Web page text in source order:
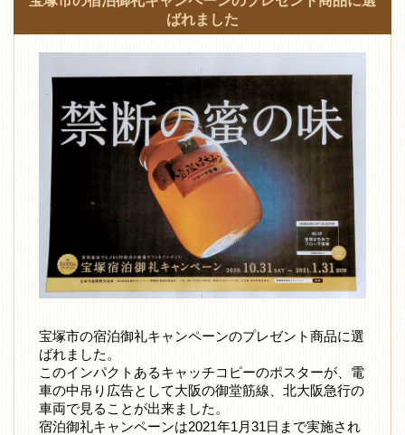
ばれました
宝塚市の宿泊御礼キャンペーンのプレゼント商品に選
ばれました。
このインパクトあるキャッチコピーのポスターが、電
車の中吊り広告として大阪の御堂筋線、北大阪急行の
車両で見ることが出来ました。
宿泊御礼キャンペーンは2021年1月31日まで実施され